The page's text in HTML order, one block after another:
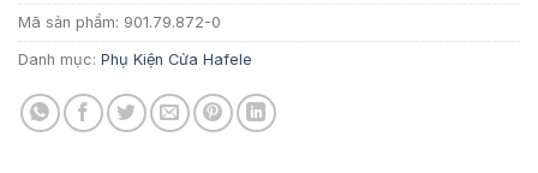
Mã sản phẩm: 901.79.872-0
Danh mục: Phụ Kiện Cửa Hafele